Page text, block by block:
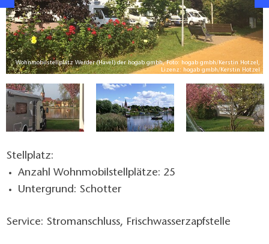
Wohnmobilstellplatz Werder (Havel) der hogab gmbh, Foto: hogab gmbh/Kerstin Hotzel,
Lizenz: hogab gmbh/Kerstin Hotzel
Stellplatz:
Anzahl Wohnmobilstellplätze: 25
Untergrund: Schotter
Service: Stromanschluss, Frischwasserzapfstelle